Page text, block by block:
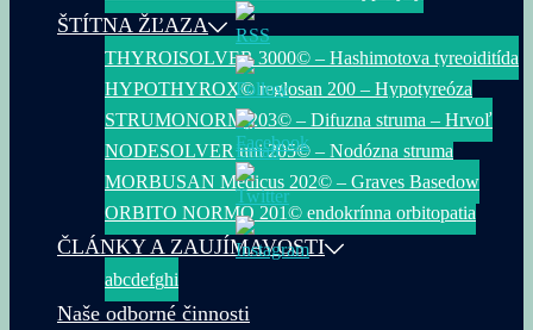
ŠTÍTNA ŽĽAZA
THYROISOLVER 3000© – Hashimotova tyreoiditída
HYPOTHYROX© reglosan 200 – Hypotyreóza
STRUMONORM 203© – Difuzna struma – Hrvoľ
NODESOLVER uni 205© – Nodózna struma
MORBUSAN Medicus 202© – Graves Basedow
ORBITO NORMO 201© endokrínna orbitopatia
ČLÁNKY A ZAUJÍMAVOSTI
abcdefghi
Naše odborné činnosti